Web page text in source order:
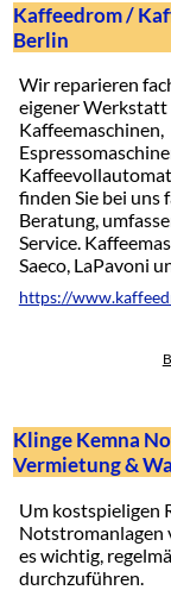
Kaffeedrom /
Berlin
Wir reparieren
eigener Werkstatt
Kaffeemaschinen,
finden Sie bei uns
Beratung,
Service.
Saeco, LaPavoni
https://
Klinge Kemna
Vermietung &
Um kostspieligen
Notstromanlagen
es wichtig,
durchzuführen.